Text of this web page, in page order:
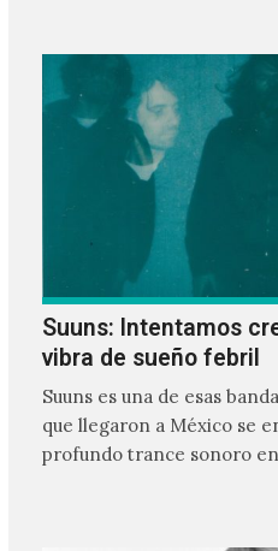
Suuns: Intentamos
vibra de sueño febril
Suuns es una de esas
que llegaron a México se
profundo trance sonoro